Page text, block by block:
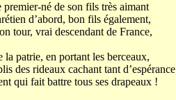
premier-né de son fils très aimant
d’abord, bon fils également,
tour, vrai descendant de France,
la patrie, en portant les berceaux,
des rideaux cachant tant d’espérance
qui fait battre tous ses drapeaux !